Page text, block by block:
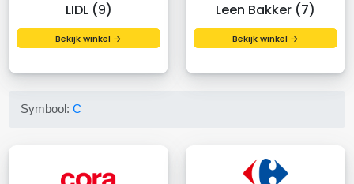
LIDL (9)
Bekijk winkel →
Leen Bakker (7)
Bekijk winkel →
Symbool:C